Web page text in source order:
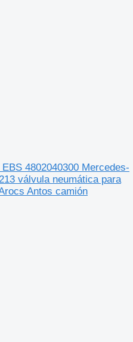
4802040300 Mercedes-
válvula neumática para
Antos camión